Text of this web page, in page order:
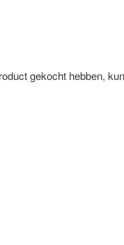
gekocht hebben,